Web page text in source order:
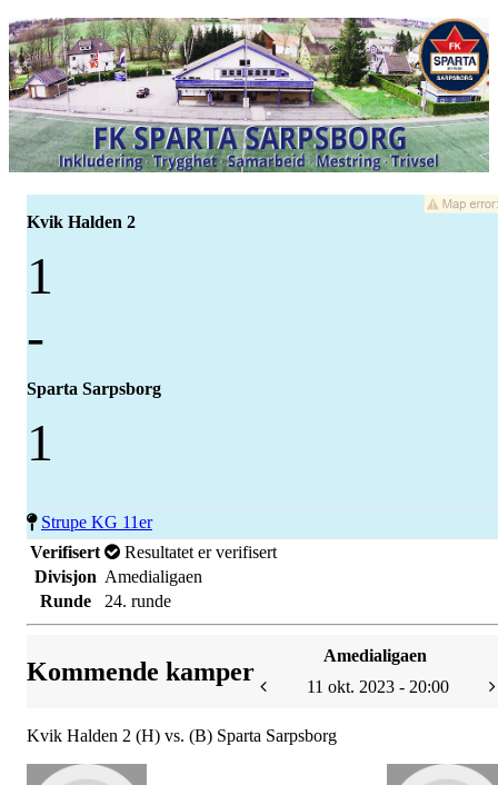
Kvik Halden 2
1
-
Sparta Sarpsborg
1
Strupe KG 11er
Verifisert
Resultatet er verifisert
Divisjon Amedialigaen
Runde
24. runde
Kommende kamper
Amedialigaen
11 okt. 2023 - 20:00
Kvik Halden 2 (H) vs. (B) Sparta Sarpsborg